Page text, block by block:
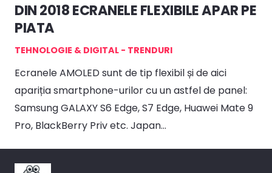
DIN 2018 ECRANELE FLEXIBILE APAR PE
PIATA
TEHNOLOGIE & DIGITAL - TRENDURI
Ecranele AMOLED sunt de tip flexibil și de aici
apariția smartphone-urilor cu un astfel de panel:
Samsung GALAXY S6 Edge, S7 Edge, Huawei Mate 9
Pro, BlackBerry Priv etc. Japan…